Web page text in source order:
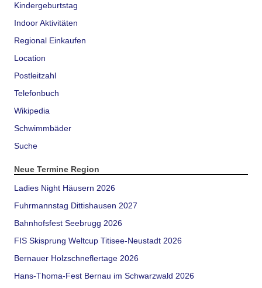
Kindergeburtstag
Indoor Aktivitäten
Regional Einkaufen
Location
Postleitzahl
Telefonbuch
Wikipedia
Schwimmbäder
Suche
Neue Termine Region
Ladies Night Häusern 2026
Fuhrmannstag Dittishausen 2027
Bahnhofsfest Seebrugg 2026
FIS Skisprung Weltcup Titisee-Neustadt 2026
Bernauer Holzschneflertage 2026
Hans-Thoma-Fest Bernau im Schwarzwald 2026